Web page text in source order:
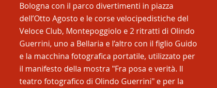
Bologna con il parco divertimenti in piazza
dell’Otto Agosto e le corse velocipedistiche del
Veloce Club, Montepoggiolo e 2 ritratti di Olindo
Guerrini, uno a Bellaria e l’altro con il figlio Guido
e la macchina fotografica portatile, utilizzato per
il manifesto della mostra "Fra posa e verità. Il
teatro fotografico di Olindo Guerrini" e per la